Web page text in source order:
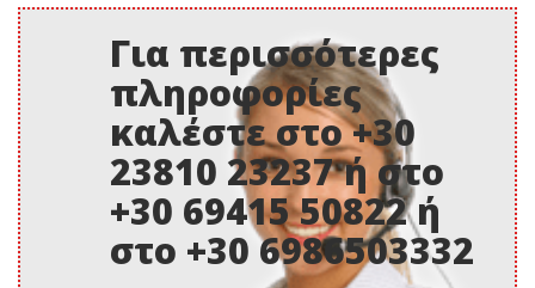
Για περισσότερες
πληροφορίες
καλέστε στο +30
23810 23237 ή στο
+30 69415 50822 ή
στο +30 6986503332